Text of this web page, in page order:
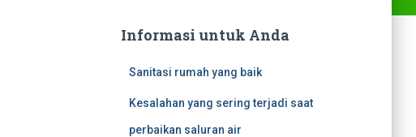
Informasi untuk Anda
Sanitasi rumah yang baik
Kesalahan yang sering terjadi saat
perbaikan saluran air